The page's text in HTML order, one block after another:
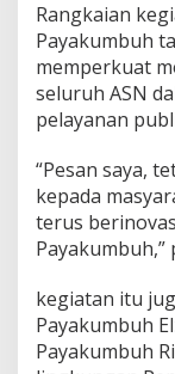
Rangkaian
Payakumbuh
memperkuat
seluruh ASN
pelayanan
“Pesan saya,
kepada
terus
Payakumbuh,”
kegiatan itu
Payakumbuh
Payakumbuh